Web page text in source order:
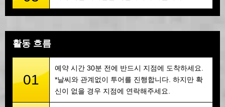
활동 흐름
01
예약 시간 30분 전에 반드시 지점에 도착하세요.
*날씨와 관계없이 투어를 진행합니다. 하지만 확
신이 없을 경우 지점에 연락해주세요.